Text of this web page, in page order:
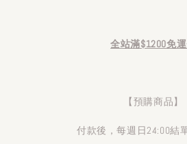
全站滿$1200免
【預購商品】
付款後，每週日24:00結